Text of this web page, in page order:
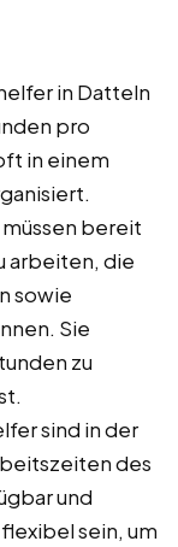
in Datteln
pro
in einem
bereit
arbeiten, die
sowie
Sie
zu
sind in der
des
und
sein, um